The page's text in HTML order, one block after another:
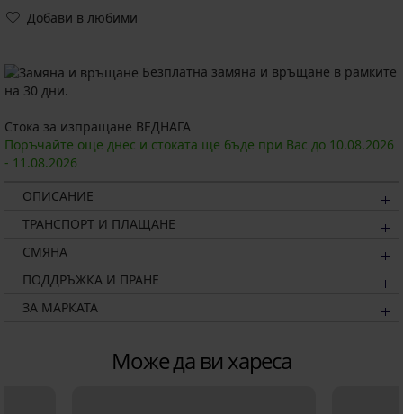
Добави в любими
Безплатна замяна и връщане в рамките
на 30 дни.
Стока за изпращане ВЕДНАГА
Поръчайте още днес и стоката ще бъде при Вас до 10.08.2026
- 11.08.2026
ОПИСАНИЕ
ТРАНСПОРТ И ПЛАЩАНЕ
СМЯНА
ПОДДРЪЖКА И ПРАНЕ
ЗА МАРКАТА
Може да ви хареса